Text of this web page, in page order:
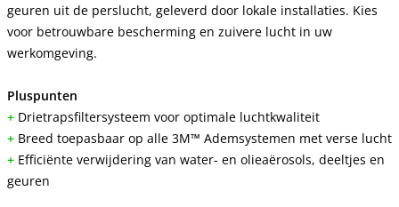
geuren uit de perslucht, geleverd door lokale installaties. Kies
voor betrouwbare bescherming en zuivere lucht in uw
werkomgeving.
Pluspunten
+ Drietrapsfiltersysteem voor optimale luchtkwaliteit
+ Breed toepasbaar op alle 3M™ Ademsystemen met verse lucht
+ Efficiënte verwijdering van water- en olieaërosols, deeltjes en
geuren